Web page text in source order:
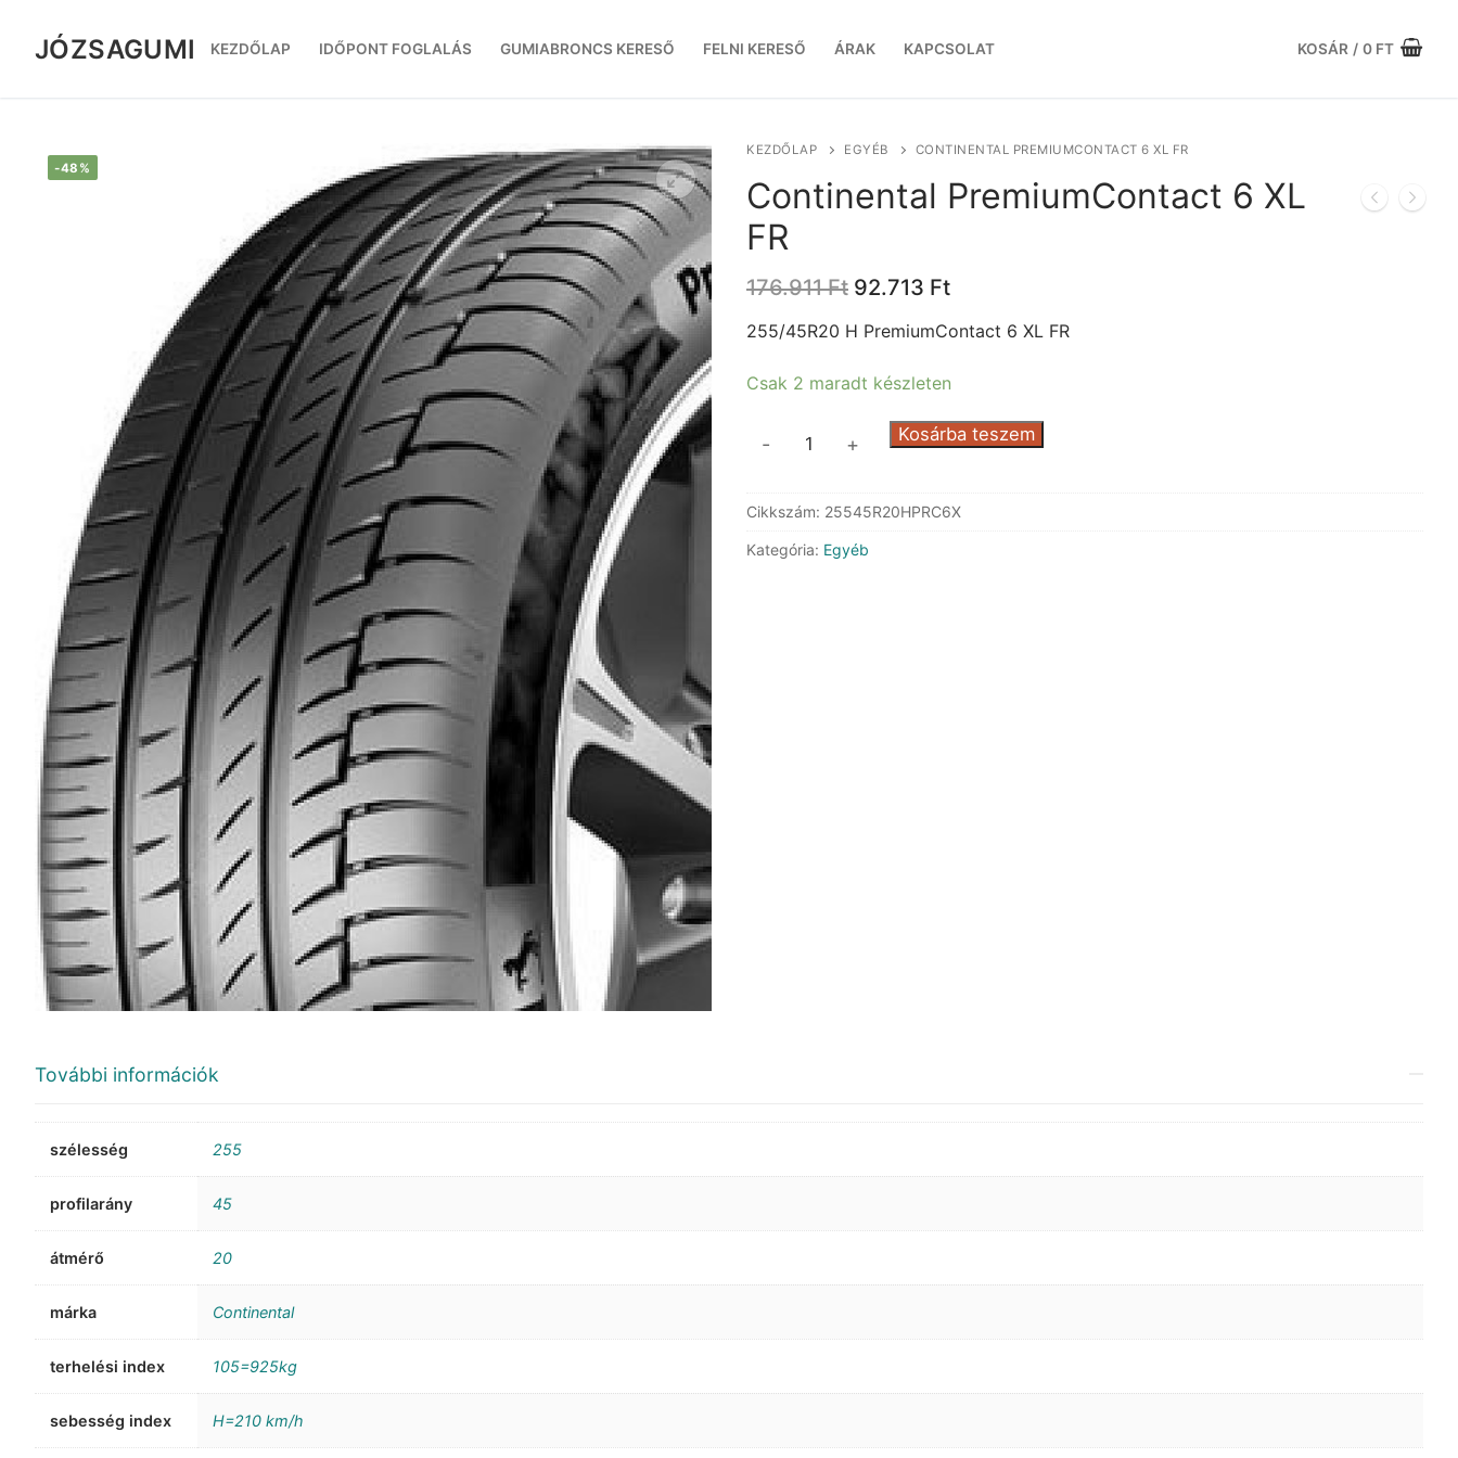
tartalomra
JÓZSAGUMI KEZDŐLAP IDŐPONT FOGLALÁS GUMIABRONCS KERESŐ FELNI KERESŐ ÁRAK KAPCSOLAT KOSÁR / 0 FT
-48%
KEZDŐLAP EGYÉB CONTINENTAL PREMIUMCONTACT 6 XL FR
Continental PremiumContact 6 XL
FR
176.911Ft Original
was:
92.713 FtCurrent
is:
255/45R20 H PremiumContact 6 XL FR
Csak 2 maradt készleten
Continental
XL
FR
- + Kosárba teszem
Cikkszám: 25545R20HPRC6X
Kategória: Egyéb
További információk
szélesség 255
profilarány 45
átmérő 20
márka Continental
terhelési index 105=925kg
sebesség index H=210 km/h